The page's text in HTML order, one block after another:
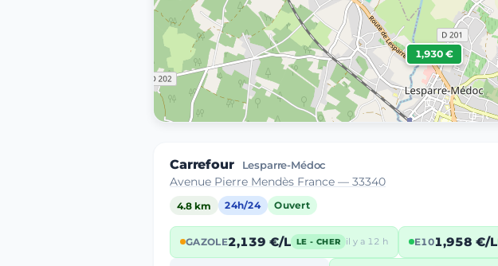
1,930 €
Carrefour Lesparre-Médoc
Avenue Pierre Mendès France — 33340
4.8 km 24h/24 Ouvert
GAZOLE2,139 €/L LE - CHER il y a 12 h E101,958 €/L